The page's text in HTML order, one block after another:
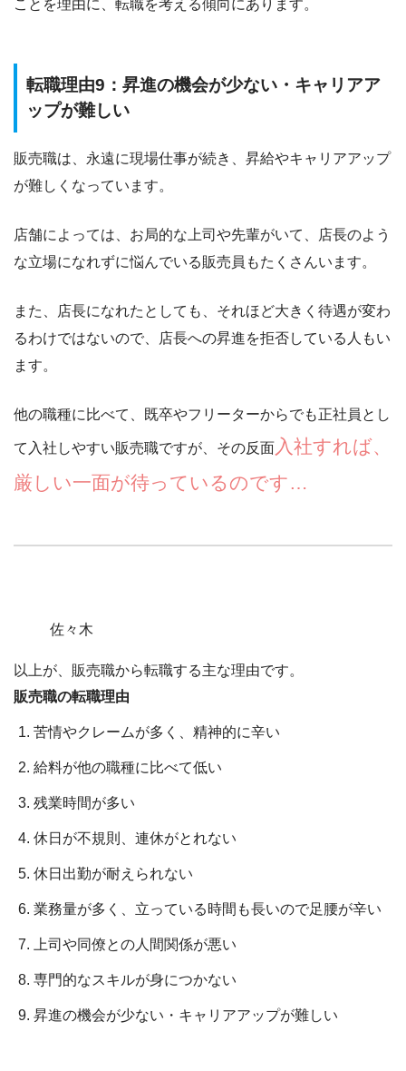
ことを理由に、転職を考える傾向にあります。
転職理由9：昇進の機会が少ない・キャリアア
ップが難しい
販売職は、永遠に現場仕事が続き、昇給やキャリアアップ
が難しくなっています。
店舗によっては、お局的な上司や先輩がいて、店長のよう
な立場になれずに悩んでいる販売員もたくさんいます。
また、店長になれたとしても、それほど大きく待遇が変わ
るわけではないので、店長への昇進を拒否している人もい
ます。
他の職種に比べて、既卒やフリーターからでも正社員とし
て入社しやすい販売職ですが、その反面 入社すれば、
厳しい一面が待っているのです…
佐々木
以上が、販売職から転職する主な理由です。
販売職の転職理由
苦情やクレームが多く、精神的に辛い
給料が他の職種に比べて低い
残業時間が多い
休日が不規則、連休がとれない
休日出勤が耐えられない
業務量が多く、立っている時間も長いので足腰が辛い
上司や同僚との人間関係が悪い
専門的なスキルが身につかない
昇進の機会が少ない・キャリアアップが難しい